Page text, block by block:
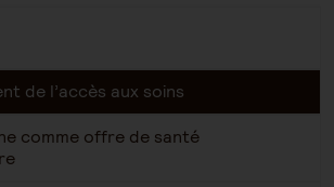
de l’accès aux soins
comme offre de santé